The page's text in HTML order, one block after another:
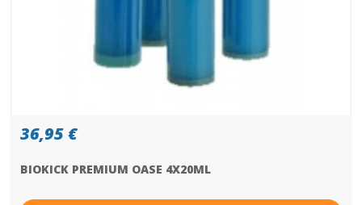
36,95 €
BIOKICK PREMIUM OASE 4X20ML